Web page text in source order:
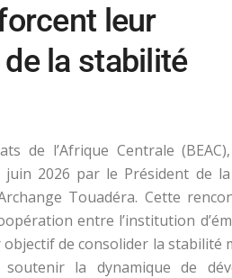
leur
la stabilité
de l’Afrique Centrale
2026 par le Président de la
Touadéra. Cette
entre l’institution
objectif de consolider la stabilité
la dynamique de